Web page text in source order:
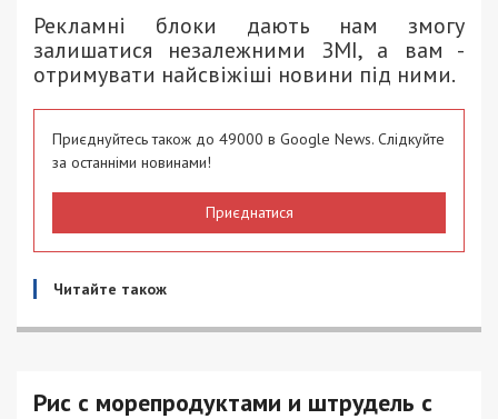
Рекламні блоки дають нам змогу
залишатися незалежними ЗМІ, а вам -
отримувати найсвіжіші новини під ними.
Приєднуйтесь також до 49000 в Google News. Слідкуйте
за останніми новинами!
Приєднатися
Читайте також
Рис с морепродуктами и штрудель с